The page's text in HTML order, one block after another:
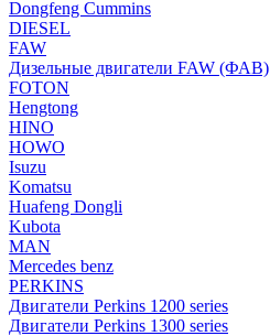
Dongfeng Cummins
DIESEL
FAW
Дизельные двигатели FAW (ФАВ)
FOTON
Hengtong
HINO
HOWO
Isuzu
Komatsu
Huafeng Dongli
Kubota
MAN
Mercedes benz
PERKINS
Двигатели Perkins 1200 series
Двигатели Perkins 1300 series